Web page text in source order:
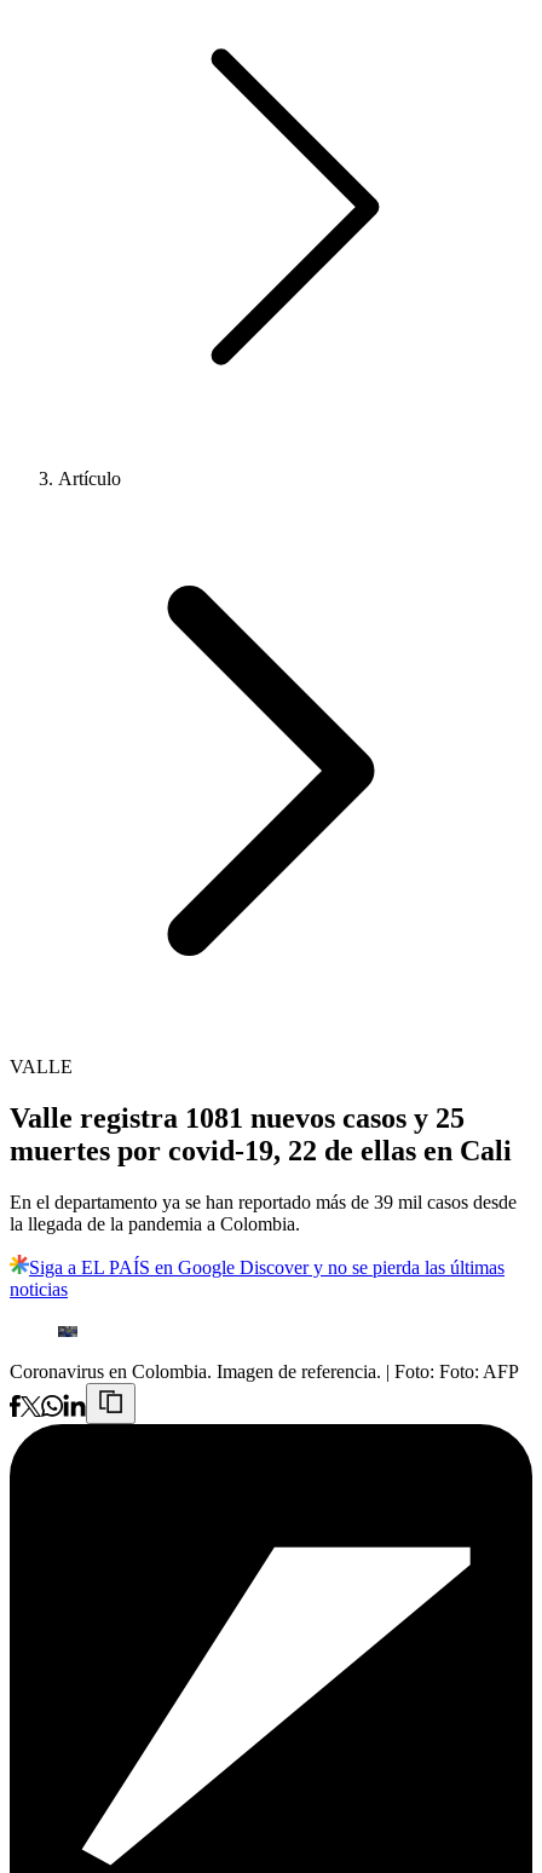
Artículo
VALLE
Valle registra 1081 nuevos casos y 25
muertes por covid-19, 22 de ellas en Cali
En el departamento ya se han reportado más de 39 mil casos desde
la llegada de la pandemia a Colombia.
Siga a EL PAÍS en Google Discover y no se pierda las últimas
noticias
Coronavirus en Colombia. Imagen de referencia. | Foto: Foto: AFP